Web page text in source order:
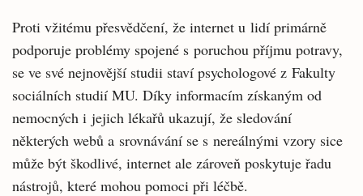
Proti vžitému přesvědčení, že internet u lidí primárně
podporuje problémy spojené s poruchou příjmu potravy,
se ve své nejnovější studii staví psychologové z Fakulty
sociálních studií MU. Díky informacím získaným od
nemocných i jejich lékařů ukazují, že sledování
některých webů a srovnávání se s nereálnými vzory sice
může být škodlivé, internet ale zároveň poskytuje řadu
nástrojů, které mohou pomoci při léčbě.